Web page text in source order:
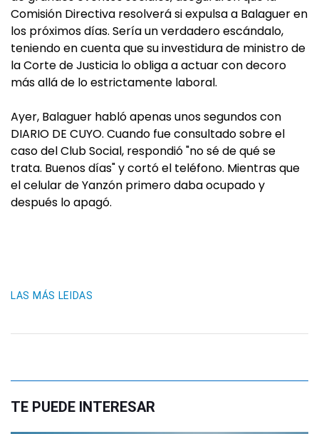
Comisión Directiva resolverá si expulsa a Balaguer en
los próximos días. Sería un verdadero escándalo,
teniendo en cuenta que su investidura de ministro de
la Corte de Justicia lo obliga a actuar con decoro
más allá de lo estrictamente laboral.
Ayer, Balaguer habló apenas unos segundos con
DIARIO DE CUYO. Cuando fue consultado sobre el
caso del Club Social, respondió "no sé de qué se
trata. Buenos días" y cortó el teléfono. Mientras que
el celular de Yanzón primero daba ocupado y
después lo apagó.
LAS MÁS LEIDAS
TE PUEDE INTERESAR